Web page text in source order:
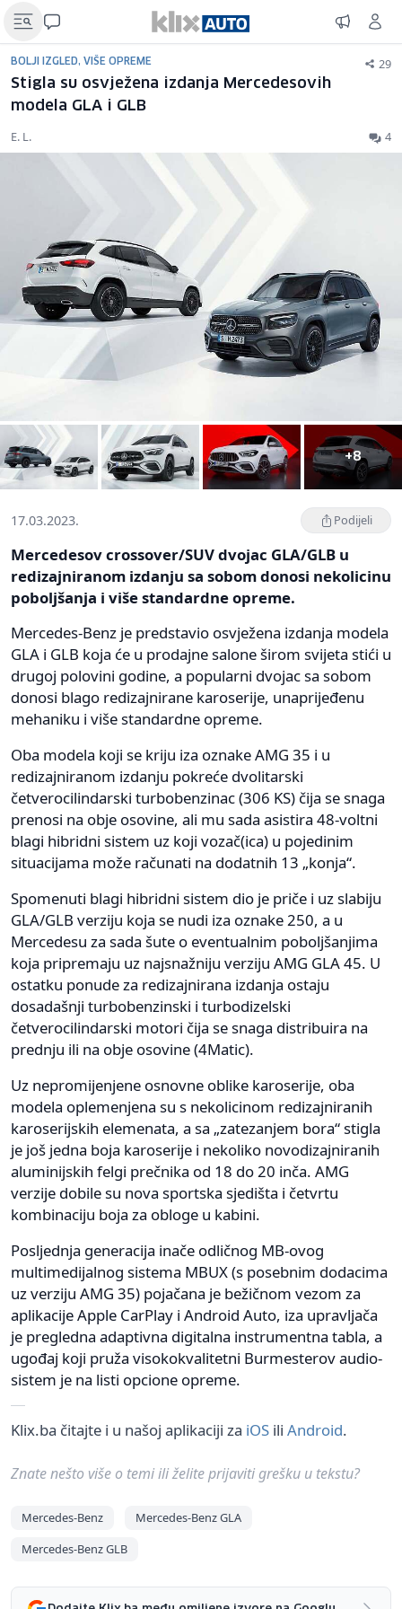
BOLJI IZGLED, VIŠE OPREME 29
Stigla su osvježena izdanja Mercedesovih
modela GLA i GLB
E. L. 4
+8
17.03.2023. Podijeli
Mercedesov crossover/SUV dvojac GLA/GLB u
redizajniranom izdanju sa sobom donosi nekolicinu
poboljšanja i više standardne opreme.
Mercedes-Benz je predstavio osvježena izdanja modela
GLA i GLB koja će u prodajne salone širom svijeta stići u
drugoj polovini godine, a popularni dvojac sa sobom
donosi blago redizajnirane karoserije, unaprijeđenu
mehaniku i više standardne opreme.
Oba modela koji se kriju iza oznake AMG 35 i u
redizajniranom izdanju pokreće dvolitarski
četverocilindarski turbobenzinac (306 KS) čija se snaga
prenosi na obje osovine, ali mu sada asistira 48-voltni
blagi hibridni sistem uz koji vozač(ica) u pojedinim
situacijama može računati na dodatnih 13 „konja“.
Spomenuti blagi hibridni sistem dio je priče i uz slabiju
GLA/GLB verziju koja se nudi iza oznake 250, a u
Mercedesu za sada šute o eventualnim poboljšanjima
koja pripremaju uz najsnažniju verziju AMG GLA 45. U
ostatku ponude za redizajnirana izdanja ostaju
dosadašnji turbobenzinski i turbodizelski
četverocilindarski motori čija se snaga distribuira na
prednju ili na obje osovine (4Matic).
Uz nepromijenjene osnovne oblike karoserije, oba
modela oplemenjena su s nekolicinom redizajniranih
karoserijskih elemenata, a sa „zatezanjem bora“ stigla
je još jedna boja karoserije i nekoliko novodizajniranih
aluminijskih felgi prečnika od 18 do 20 inča. AMG
verzije dobile su nova sportska sjedišta i četvrtu
kombinaciju boja za obloge u kabini.
Posljednja generacija inače odličnog MB-ovog
multimedijalnog sistema MBUX (s posebnim dodacima
uz verziju AMG 35) pojačana je bežičnom vezom za
aplikacije Apple CarPlay i Android Auto, iza upravljača
je pregledna adaptivna digitalna instrumentna tabla, a
ugođaj koji pruža visokokvalitetni Burmesterov audio-
sistem je na listi opcione opreme.
Klix.ba čitajte i u našoj aplikaciji za iOS ili Android.
Znate nešto više o temi ili želite prijaviti grešku u tekstu?
Mercedes-Benz
Mercedes-Benz GLA
Mercedes-Benz GLB